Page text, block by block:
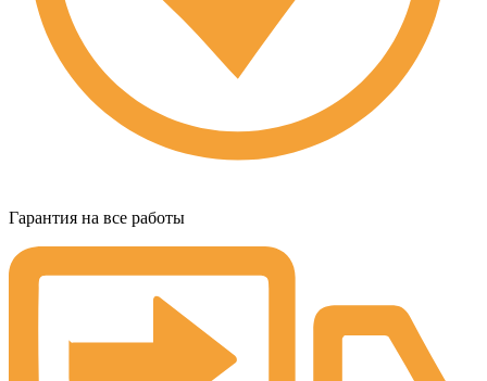
Гарантия на все работы